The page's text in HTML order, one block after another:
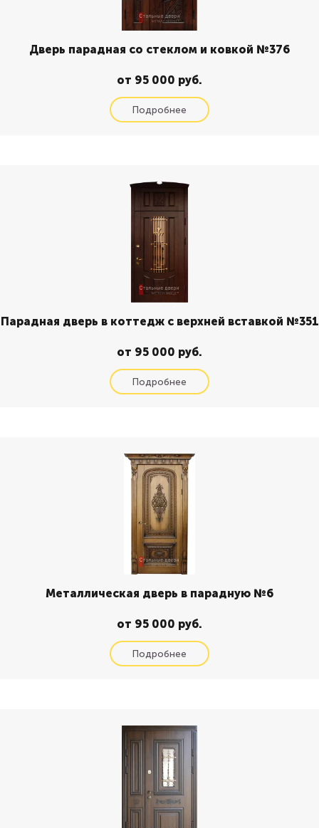
Дверь парадная со стеклом и ковкой №376
от 95 000 руб.
Парадная дверь в коттедж с верхней вставкой №351
от 95 000 руб.
Металлическая дверь в парадную №6
от 95 000 руб.